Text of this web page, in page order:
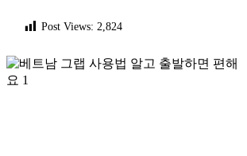
Post Views: 2,824